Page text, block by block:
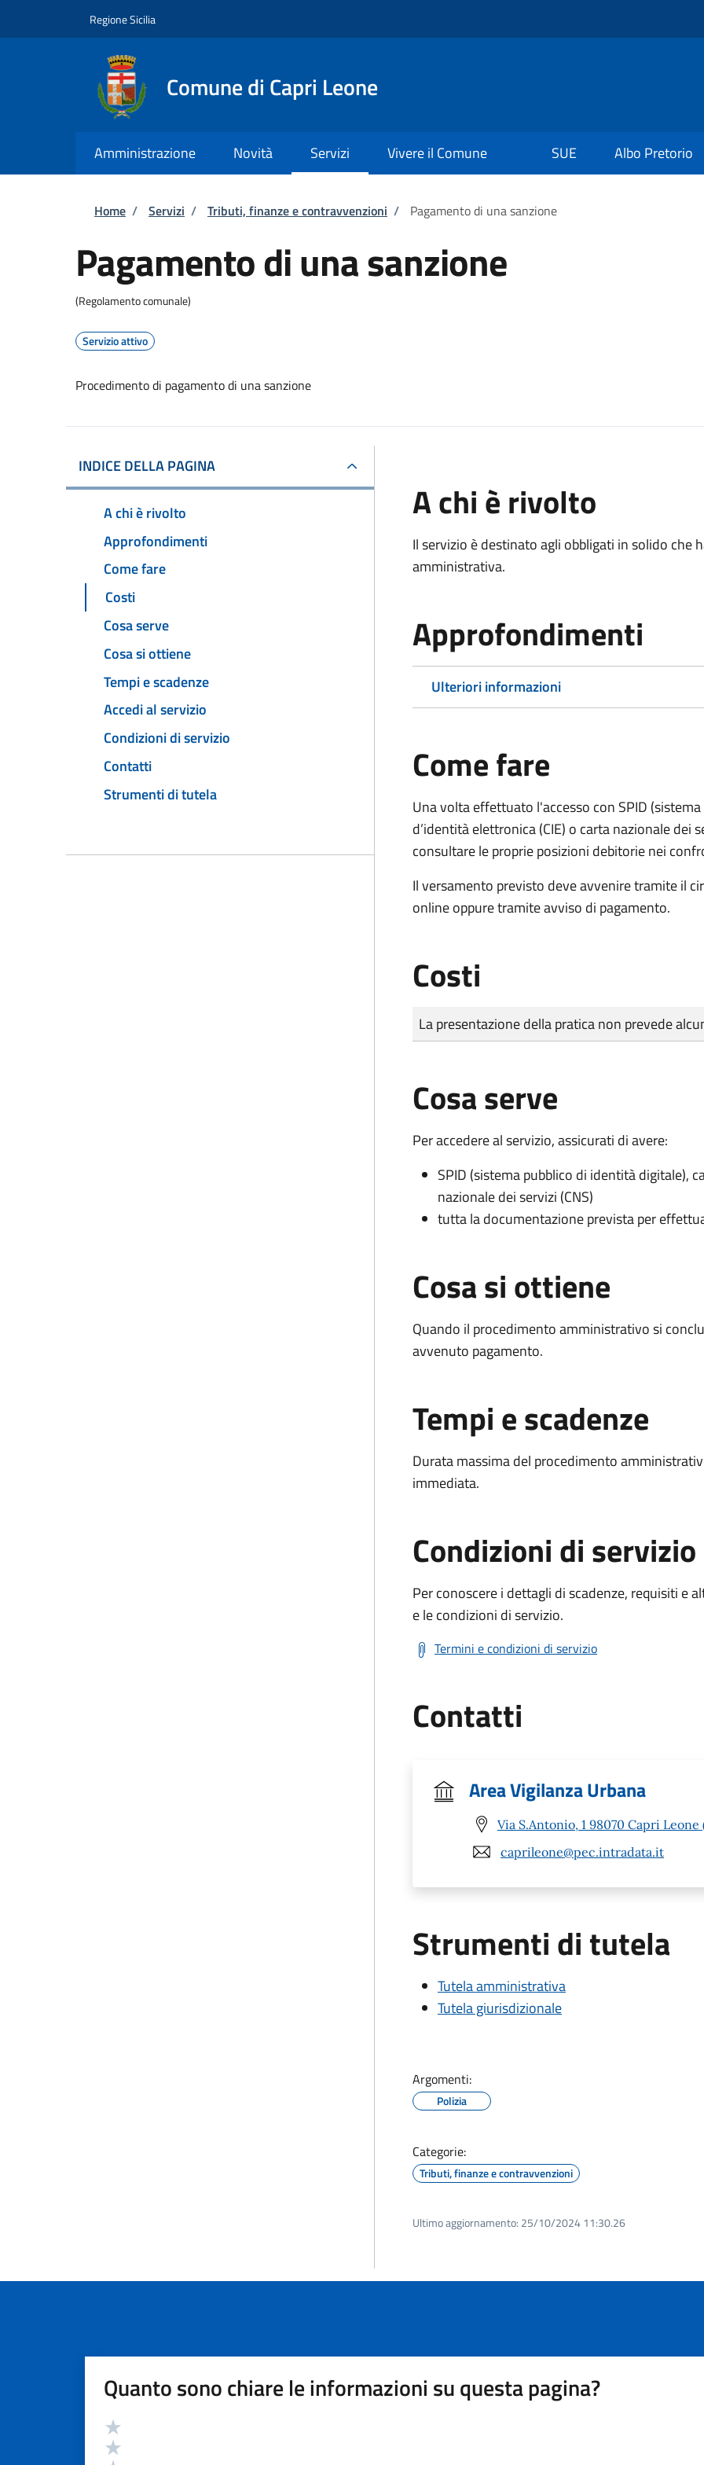
Regione Sicilia
Comune di Capri Leone
Amministrazione Novità Servizi Vivere il Comune SUE Albo Pretorio
Briciole di pane
Home / Servizi / Tributi, finanze e contravvenzioni / Pagamento di una sanzione
Pagamento di una sanzione
(Regolamento comunale)
Servizio attivo
Procedimento di pagamento di una sanzione
INDICE DELLA PAGINA
A chi è rivolto
Approfondimenti
Come fare
Costi
Cosa serve
Cosa si ottiene
Tempi e scadenze
Accedi al servizio
Condizioni di servizio
Contatti
Strumenti di tutela
A chi è rivolto
Il servizio è destinato agli obbligati in solido che
amministrativa.
Approfondimenti
Ulteriori informazioni
Come fare
Una volta effettuato l'accesso con SPID
d’identità elettronica (CIE) o carta nazionale dei
consultare le proprie posizioni debitorie nei
Il versamento previsto deve avvenire tramite il
online oppure tramite avviso di pagamento.
Costi
Tipo di pagamento
Importo
La presentazione della pratica non prevede
Cosa serve
Per accedere al servizio, assicurati di avere:
SPID (sistema pubblico di identità digitale),
nazionale dei servizi (CNS)
tutta la documentazione prevista per
Cosa si ottiene
Quando il procedimento amministrativo si
avvenuto pagamento.
Tempi e scadenze
Durata massima del procedimento
immediata.
Condizioni di servizio
Per conoscere i dettagli di scadenze, requisiti e
e le condizioni di servizio.
Termini e condizioni di servizio
Contatti
Area Vigilanza Urbana
Via S.Antonio, 1 98070 Capri Leone
caprileone@pec.intradata.it
Strumenti di tutela
Tutela amministrativa
Tutela giurisdizionale
Argomenti:
Polizia
Categorie:
Tributi, finanze e contravvenzioni
Ultimo aggiornamento: 25/10/2024 11:30.26
Quanto sono chiare le informazioni su questa pagina?
Valutazione